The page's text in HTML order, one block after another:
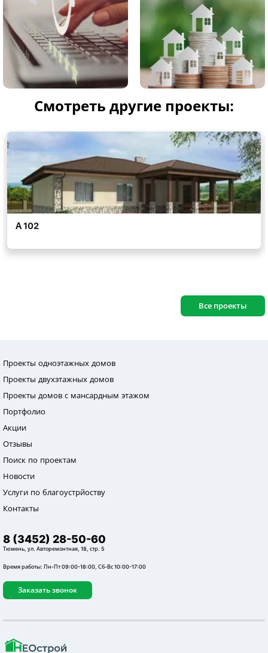
Смотреть другие проекты:
Все проекты
Проекты одноэтажных домов
Проекты двухэтажных домов
Проекты домов с мансардным этажом
Портфолио
Акции
Отзывы
Поиск по проектам
Новости
Услуги по благоустрйоству
Контакты
8 (3452) 28-50-60
Тюмень, ул. Авторемонтная, 18, стр. 5
Время работы: Пн-Пт 09:00-18:00, Сб-Вс 10:00-17:00
Заказать звонок